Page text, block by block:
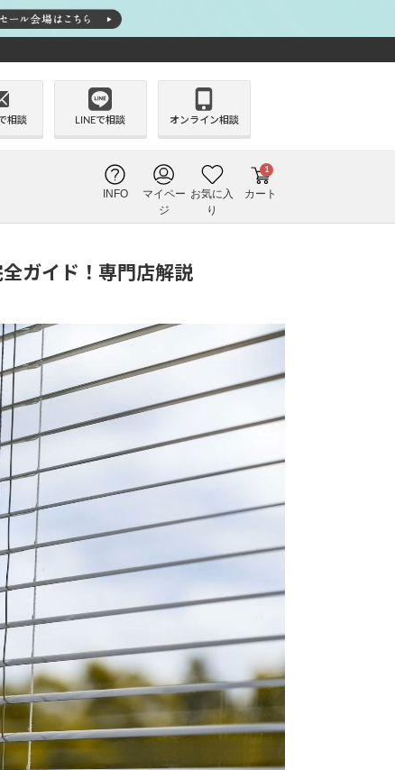
相談 LINEで相談 オンライン相談
INFO
マイペー
ジ
お気に入
り
1
カート
ガイド！専門店解説